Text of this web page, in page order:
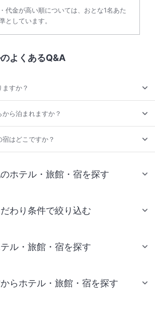
代金が高い順については、おとな1名あた
としています。
よくあるQ&A
すか？
ら泊まれますか？
はどこですか？
ホテル・旅館・宿を探す
わり条件で絞り込む
ル・旅館・宿を探す
らホテル・旅館・宿を探す